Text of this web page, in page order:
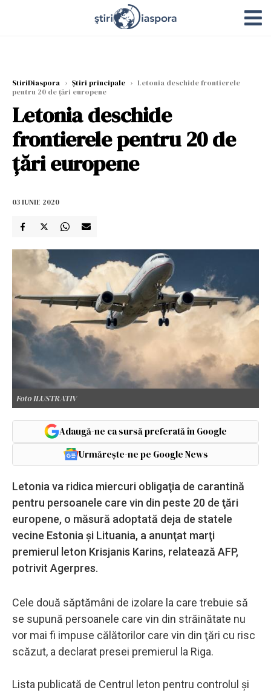
StiriDiaspora › Știri principale › Letonia deschide frontierele
pentru 20 de țări europene
Letonia deschide
frontierele pentru 20 de
țări europene
03 IUNIE 2020
Foto ILUSTRATIV
Adaugă-ne ca sursă preferată în Google
Urmărește-ne pe Google News
Letonia va ridica miercuri obligaţia de carantină
pentru persoanele care vin din peste 20 de ţări
europene, o măsură adoptată deja de statele
vecine Estonia şi Lituania, a anunţat marţi
premierul leton Krisjanis Karins, relatează AFP,
potrivit Agerpres.
Cele două săptămâni de izolare la care trebuie să
se supună persoanele care vin din străinătate nu
vor mai fi impuse călătorilor care vin din ţări cu risc
scăzut, a declarat presei premierul la Riga.
Lista publicată de Centrul leton pentru controlul şi